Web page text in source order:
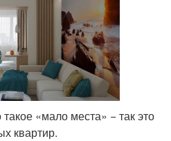
такое «мало места» − так это
квартир.